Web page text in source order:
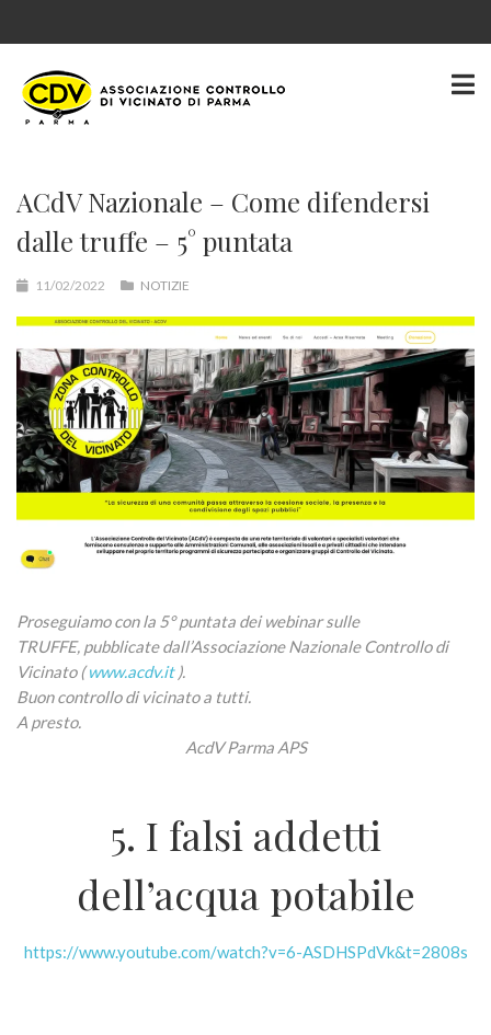
ACdV Nazionale – Come difendersi
dalle truffe – 5° puntata
11/02/2022 NOTIZIE
Proseguiamo con la 5° puntata dei webinar sulle
TRUFFE, pubblicate dall’Associazione Nazionale Controllo di
Vicinato (www.acdv.it).
Buon controllo di vicinato a tutti.
A presto.
AcdV Parma APS
5. I falsi addetti
dell’acqua potabile
https://www.youtube.com/watch?v=6-ASDHSPdVk&t=2808s